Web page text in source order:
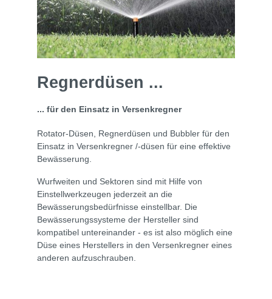
Regnerdüsen ...
... für den Einsatz in Versenkregner
Rotator-Düsen, Regnerdüsen und Bubbler für den
Einsatz in Versenkregner /-düsen für eine effektive
Bewässerung.
Wurfweiten und Sektoren sind mit Hilfe von
Einstellwerkzeugen jederzeit an die
Bewässerungsbedürfnisse einstellbar. Die
Bewässerungssysteme der Hersteller sind
kompatibel untereinander - es ist also möglich eine
Düse eines Herstellers in den Versenkregner eines
anderen aufzuschrauben.